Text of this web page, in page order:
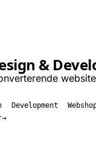
&
Development